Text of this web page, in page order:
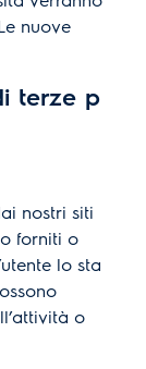
nuove
terze p
nostri siti
forniti o
lo sta
o